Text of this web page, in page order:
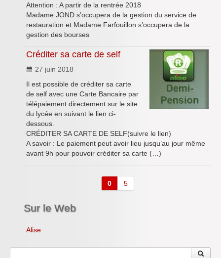
Attention : A partir de la rentrée 2018
Madame JOND s’occupera de la gestion du service de
restauration et Madame Farfouillon s’occupera de la
gestion des bourses
Créditer sa carte de self
27 juin 2018
Il est possible de créditer sa carte
de self avec une Carte Bancaire par
télépaiement directement sur le site
du lycée en suivant le lien ci-
dessous.
CRÉDITER SA CARTE DE SELF(suivre le lien)
A savoir : Le paiement peut avoir lieu jusqu’au jour même
avant 9h pour pouvoir créditer sa carte (…)
0 5
Sur le Web
Alise